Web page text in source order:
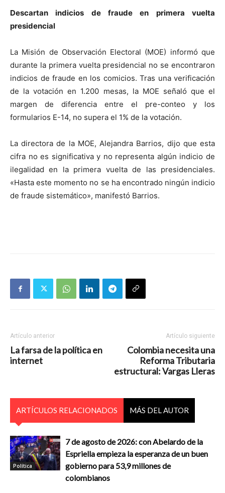
Descartan indicios de fraude en primera vuelta
presidencial
La Misión de Observación Electoral (MOE) informó que
durante la primera vuelta presidencial no se encontraron
indicios de fraude en los comicios. Tras una verificación
de la votación en 1.200 mesas, la MOE señaló que el
margen de diferencia entre el pre-conteo y los
formularios E-14, no supera el 1% de la votación.
La directora de la MOE, Alejandra Barrios, dijo que esta
cifra no es significativa y no representa algún indicio de
ilegalidad en la primera vuelta de las presidenciales.
«Hasta este momento no se ha encontrado ningún indicio
de fraude sistemático», manifestó Barrios.
Artículo anterior
La farsa de la política en
internet
Artículo siguiente
Colombia necesita una
Reforma Tributaria
estructural: Vargas Lleras
ARTÍCULOS RELACIONADOS MÁS DEL AUTOR
Política
7 de agosto de 2026: con Abelardo de la
Espriella empieza la esperanza de un buen
gobierno para 53,9 millones de
colombianos